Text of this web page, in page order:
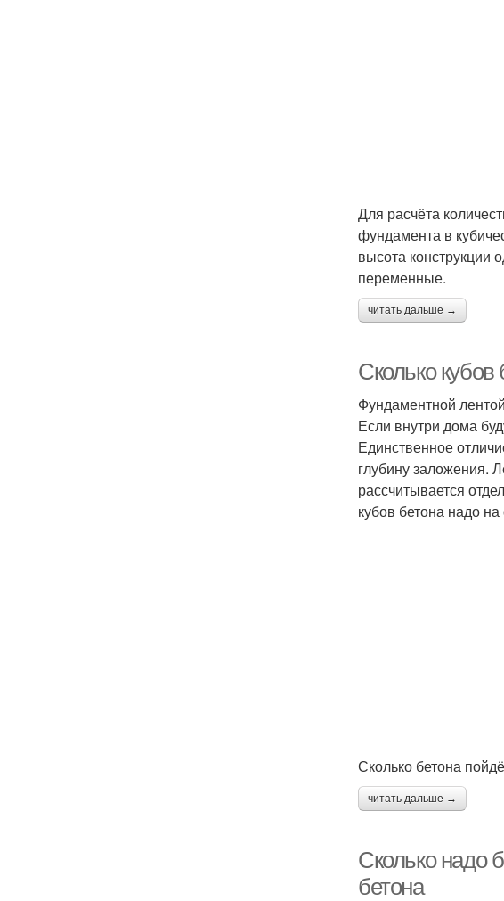
Для расчёта
фундамента в
высота конструкции
переменные.
читать дальше →
Сколько
Фундаментной
Если внутри дома
Единственное
глубину заложения.
рассчитывается
кубов бетона надо
Сколько бетона
читать дальше →
Сколько надо
бетона